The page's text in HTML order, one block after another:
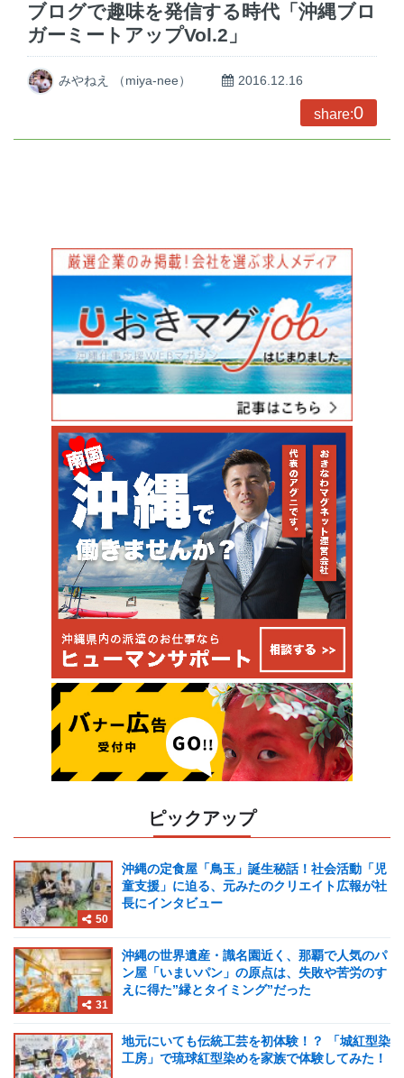
ブログで趣味を発信する時代「沖縄ブロ
ガーミートアップVol.2」
みやねえ （miya-nee） 2016.12.16
share:0
ピックアップ
50
沖縄の定食屋「鳥玉」誕生秘話！社会活動「児
童支援」に迫る、元みたのクリエイト広報が社
長にインタビュー
31
沖縄の世界遺産・識名園近く、那覇で人気のパ
ン屋「いまいパン」の原点は、失敗や苦労のす
えに得た”縁とタイミング”だった
地元にいても伝統工芸を初体験！？ 「城紅型染
工房」で琉球紅型染めを家族で体験してみた！